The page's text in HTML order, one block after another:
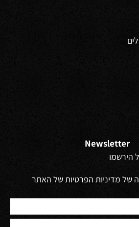
Newsletter
הירשמו
של מדיניות הפרטיות של האתר